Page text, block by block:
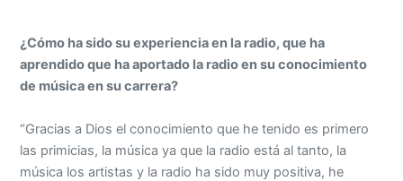
¿Cómo ha sido su experiencia en la radio, que ha
aprendido que ha aportado la radio en su conocimiento
de música en su carrera?
“Gracias a Dios el conocimiento que he tenido es primero
las primicias, la música ya que la radio está al tanto, la
música los artistas y la radio ha sido muy positiva, he